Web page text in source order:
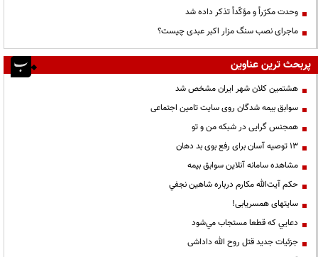
وحدت مکرّراً و مؤکّداً تذکر داده شد
ماجرای نصب سنگ مزار اکبر عبدی چیست؟
پربحث ترین عناوین
هشتمین کلان شهر ایران مشخص شد
سوابق بیمه شدگان روی سایت تامین اجتماعی
همجنس گرایی در شبکه من و تو
13 توصیه آسان برای رفع بوی بد دهان
مشاهده سامانه آنلاين سوابق بیمه
حكم آيت‌الله مكارم درباره شاهين نجفي
سایتهای همسریابی!
دعايي كه قطعا مستجاب مي‌شود
جزئیات جدید قتل روح الله داداشی